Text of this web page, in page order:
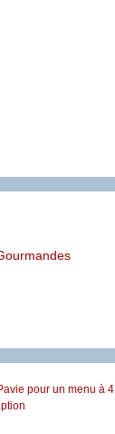
pour un menu à 4